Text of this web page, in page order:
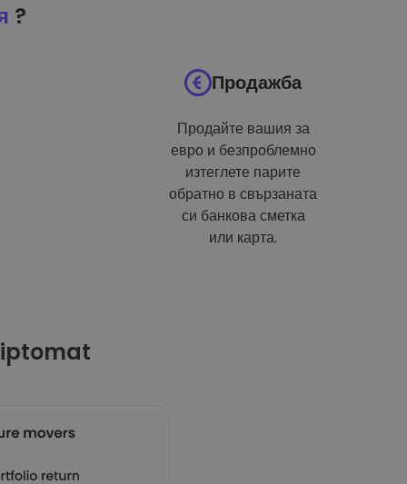
?
Продажба
Продайте вашия за
евро и безпроблемно
изтеглете парите
обратно в свързаната
си банкова сметка
или карта.